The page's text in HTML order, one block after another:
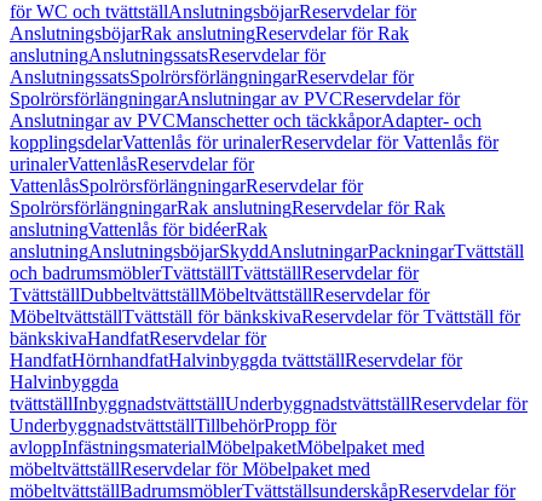
för WC och tvättställAnslutningsböjarReservdelar för
AnslutningsböjarRak anslutningReservdelar för Rak
anslutningAnslutningssatsReservdelar för
AnslutningssatsSpolrörsförlängningarReservdelar för
SpolrörsförlängningarAnslutningar av PVCReservdelar för
Anslutningar av PVCManschetter och täckkåporAdapter- och
kopplingsdelarVattenlås för urinalerReservdelar för Vattenlås för
urinalerVattenlåsReservdelar för
VattenlåsSpolrörsförlängningarReservdelar för
SpolrörsförlängningarRak anslutningReservdelar för Rak
anslutningVattenlås för bidéerRak
anslutningAnslutningsböjarSkyddAnslutningarPackningarTvättställ
och badrumsmöblerTvättställTvättställReservdelar för
TvättställDubbeltvättställMöbeltvättställReservdelar för
MöbeltvättställTvättställ för bänkskivaReservdelar för Tvättställ för
bänkskivaHandfatReservdelar för
HandfatHörnhandfatHalvinbyggda tvättställReservdelar för
Halvinbyggda
tvättställInbyggnadstvättställUnderbyggnadstvättställReservdelar för
UnderbyggnadstvättställTillbehörPropp för
avloppInfästningsmaterialMöbelpaketMöbelpaket med
möbeltvättställReservdelar för Möbelpaket med
möbeltvättställBadrumsmöblerTvättställsunderskåpReservdelar för